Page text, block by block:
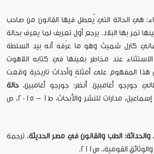
هي الحالة التي يُعطل فيها القانون من صاحب
تمر بها البلاد. يرجع أول تعريف لما يعرف بحالة
كارل شميث وهو ما عرّفه أنه بيد السلطة
عند مخاطر بعينها في كتابه اللاهوت
المفهوم على أمثلةٍ وأحداث تاريخية وقعت
جورجو أغامبين. أنظر: جورجو أغامبين، حالة
، ترجمة ناصر إسماعيل، مدارات للنشر والأبحاث، ط1 – 2015، ص
والحداثة: الطب والقانون في مصر الحديثة، ترجمة
القومية،. ص211.